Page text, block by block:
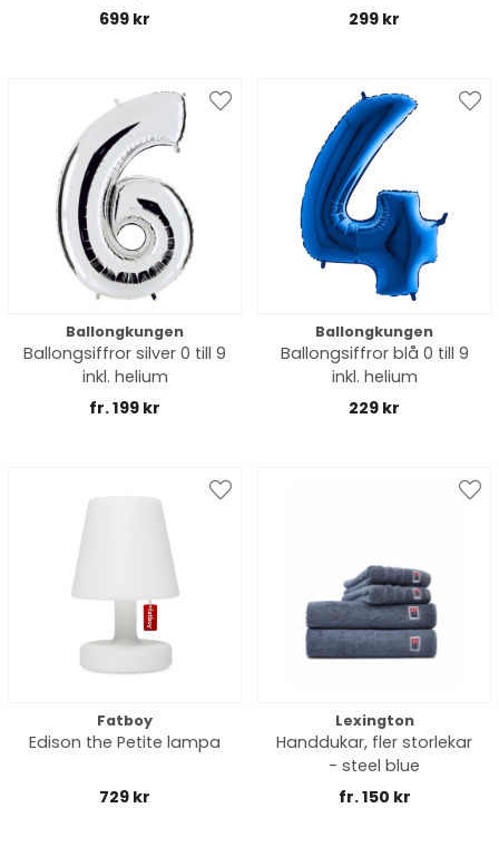
699 kr
299 kr
Ballongkungen
Ballongsiffror silver 0 till 9
inkl. helium
fr. 199 kr
Ballongkungen
Ballongsiffror blå 0 till 9
inkl. helium
229 kr
Fatboy
Edison the Petite lampa
729 kr
Lexington
Handdukar, fler storlekar
- steel blue
fr. 150 kr